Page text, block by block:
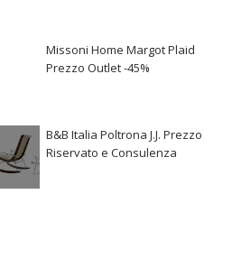
Missoni Home Margot Plaid
Prezzo Outlet -45%
B&B Italia Poltrona J.J. Prezzo
Riservato e Consulenza